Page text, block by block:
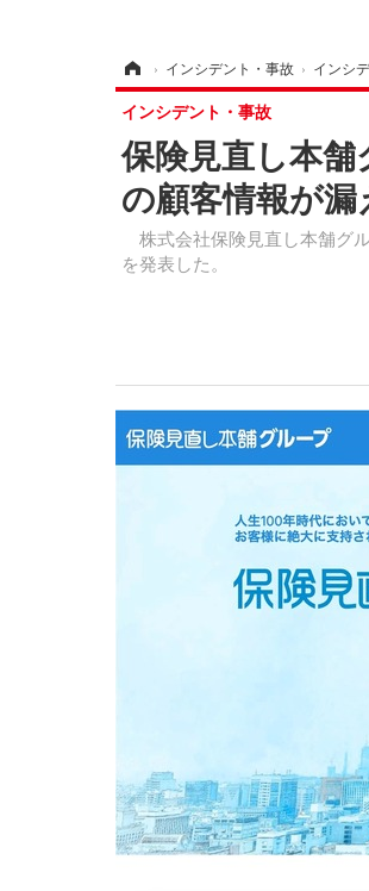
› インシデント・事故 › インシ
保険見直し本
の顧客情報が
株式会社保険見直し本舗グ
を発表した。
インシデント・事故